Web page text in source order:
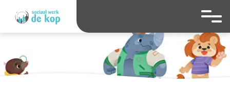
Hoog contrast
Ga naar